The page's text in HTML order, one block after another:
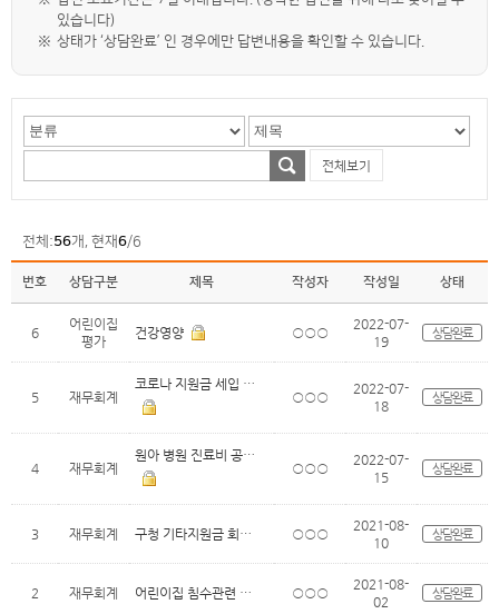
있습니다)
※ 상태가 ‘상담완료’ 인 경우에만 답변내용을 확인할 수 있습니다.
전체보기
전체:56개, 현재6/6
번호 상담구분 제목 작성자 작성일 상태
6
어린이집
평가
건강영양 ○○○
2022-07-
19
상담완료
5 재무회계
코로나 지원금 세입 분류 문의
○○○
2022-07-
18
상담완료
4 재무회계
원아 병원 진료비 공제급여지급분(어린이..
○○○
2022-07-
15
상담완료
3 재무회계 구청 기타지원금 회계처리 문의 ○○○
2021-08-
10
상담완료
2 재무회계 어린이집 침수관련 회계 문의 ○○○
2021-08-
02
상담완료